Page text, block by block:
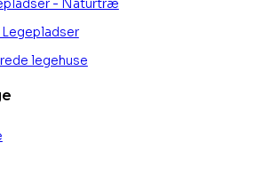
- Naturtræ
legehuse